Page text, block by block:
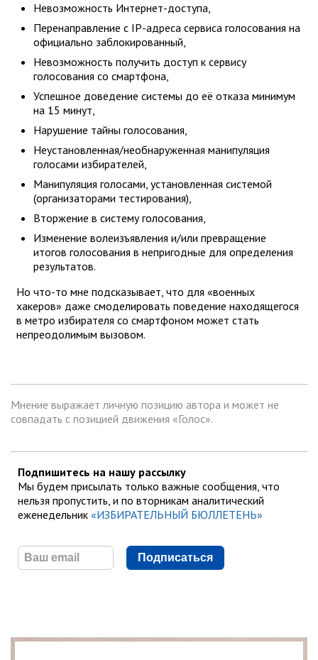
Невозможность Интернет-доступа,
Перенаправление с IP-адреса сервиса голосования на
официально заблокированный,
Невозможность получить доступ к сервису
голосования со смартфона,
Успешное доведение системы до её отказа минимум
на 15 минут,
Нарушение тайны голосования,
Неустановленная/необнаруженная манипуляция
голосами избирателей,
Манипуляция голосами, установленная системой
(организаторами тестирования),
Вторжение в систему голосования,
Изменение волеизъявления и/или превращение
итогов голосования в непригодные для определения
результатов.
Но что-то мне подсказывает, что для «военных
хакеров» даже смоделировать поведение находящегося
в метро избирателя со смартфоном может стать
непреодолимым вызовом.
Мнение выражает личную позицию автора и может не
совпадать с позицией движения «Голос».
Подпишитесь на нашу рассылку
Мы будем присылать только важные сообщения, что
нельзя пропустить, и по вторникам аналитический
еженедельник «ИЗБИРАТЕЛЬНЫЙ БЮЛЛЕТЕНЬ»
Подписаться